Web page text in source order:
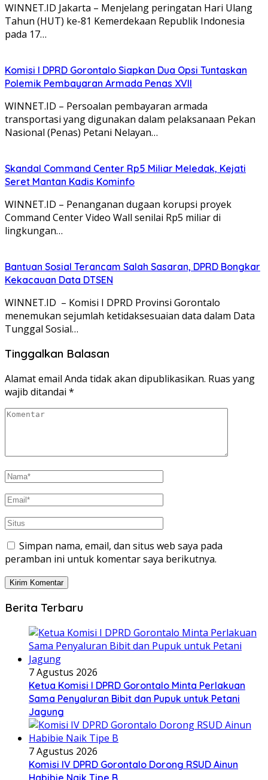
WINNET.ID Jakarta – Menjelang peringatan Hari Ulang
Tahun (HUT) ke-81 Kemerdekaan Republik Indonesia
pada 17…
Komisi I DPRD Gorontalo Siapkan Dua Opsi Tuntaskan
Polemik Pembayaran Armada Penas XVII
WINNET.ID – Persoalan pembayaran armada
transportasi yang digunakan dalam pelaksanaan Pekan
Nasional (Penas) Petani Nelayan…
Skandal Command Center Rp5 Miliar Meledak, Kejati
Seret Mantan Kadis Kominfo
WINNET.ID – Penanganan dugaan korupsi proyek
Command Center Video Wall senilai Rp5 miliar di
lingkungan…
Bantuan Sosial Terancam Salah Sasaran, DPRD Bongkar
Kekacauan Data DTSEN
WINNET.ID – Komisi I DPRD Provinsi Gorontalo
menemukan sejumlah ketidaksesuaian data dalam Data
Tunggal Sosial…
Tinggalkan Balasan
Alamat email Anda tidak akan dipublikasikan. Ruas yang
wajib ditandai *
Simpan nama, email, dan situs web saya pada
peramban ini untuk komentar saya berikutnya.
Berita Terbaru
7 Agustus 2026
Ketua Komisi I DPRD Gorontalo Minta Perlakuan
Sama Penyaluran Bibit dan Pupuk untuk Petani
Jagung
7 Agustus 2026
Komisi IV DPRD Gorontalo Dorong RSUD Ainun
Habibie Naik Tipe B